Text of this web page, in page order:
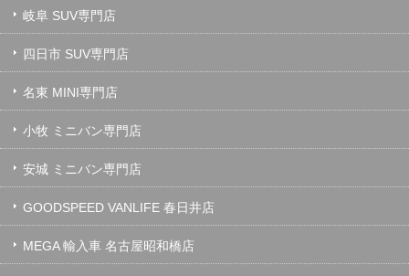
岐阜 SUV専門店
四日市 SUV専門店
名東 MINI専門店
小牧 ミニバン専門店
安城 ミニバン専門店
GOODSPEED VANLIFE 春日井店
MEGA 輸入車 名古屋昭和橋店